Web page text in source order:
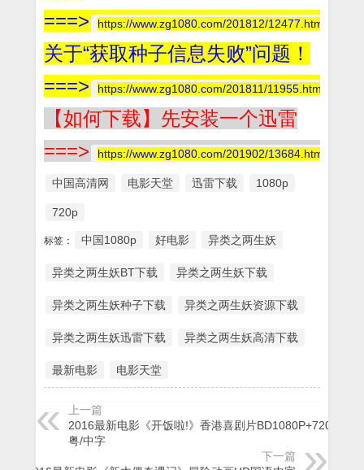
===>
https://www.zg1080.com/201812/12477.html
关于“获取种子信息失败”问题！
===>
https://www.zg1080.com/201811/11955.html
【如何下载】先安装一个迅雷
===>
https://www.zg1080.com/201902/13684.html
中国高清网 电影天堂 迅雷下载 1080p
720p
标签： 中国1080p 好电影 异类之两生妖
异类之两生妖BT下载 异类之两生妖下载
异类之两生妖种子下载 异类之两生妖资源下载
异类之两生妖迅雷下载 异类之两生妖高清下载
最新电影 电影天堂
上一篇
2016最新电影《开饭啦!》香港喜剧片BD1080P+720P国
粤/中字
下一篇